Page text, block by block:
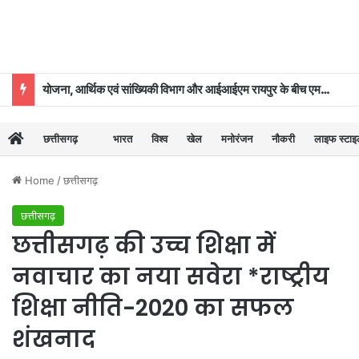
योजना, आर्थिक एवं सांख्यिकी विभाग और आईआईएम रायपुर के बीच एमओयू
छत्तीसगढ़ भारत विश्व खेल मनोरंजन नौकरी लाइफ
Home /छत्तीसगढ़
छत्तीसगढ़
छत्तीसगढ़ की उच्च शिक्षा में
नवाचार का नया सवेरा *राष्ट्रीय
शिक्षा नीति-2020 का सफल
शंखनाद